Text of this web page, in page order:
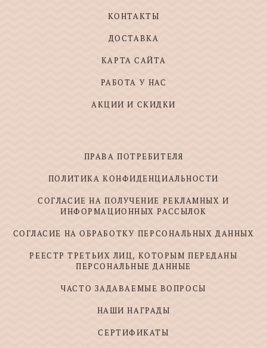
КОНТАКТЫ
ДОСТАВКА
КАРТА САЙТА
РАБОТА У НАС
АКЦИИ И СКИДКИ
ПРАВА ПОТРЕБИТЕЛЯ
ПОЛИТИКА КОНФИДЕНЦИАЛЬНОСТИ
СОГЛАСИЕ НА ПОЛУЧЕНИЕ РЕКЛАМНЫХ И
ИНФОРМАЦИОННЫХ РАССЫЛОК
СОГЛАСИЕ НА ОБРАБОТКУ ПЕРСОНАЛЬНЫХ ДАННЫХ
РЕЕСТР ТРЕТЬИХ ЛИЦ, КОТОРЫМ ПЕРЕДАНЫ
ПЕРСОНАЛЬНЫЕ ДАННЫЕ
ЧАСТО ЗАДАВАЕМЫЕ ВОПРОСЫ
НАШИ НАГРАДЫ
СЕРТИФИКАТЫ